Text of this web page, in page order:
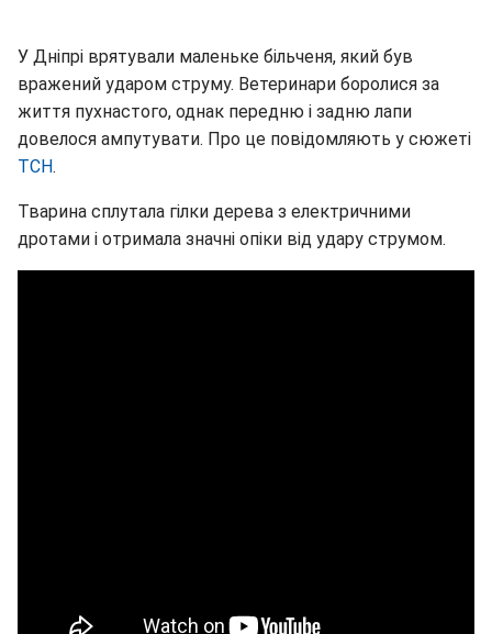
У Дніпрі врятували маленьке більченя, який був
вражений ударом струму. Ветеринари боролися за
життя пухнастого, однак передню і задню лапи
довелося ампутувати. Про це повідомляють у сюжеті
ТСН.
Тварина сплутала гілки дерева з електричними
дротами і отримала значні опіки від удару струмом.